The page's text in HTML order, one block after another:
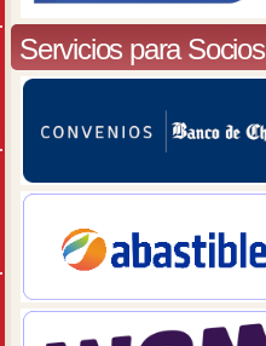
Servicios para Socios